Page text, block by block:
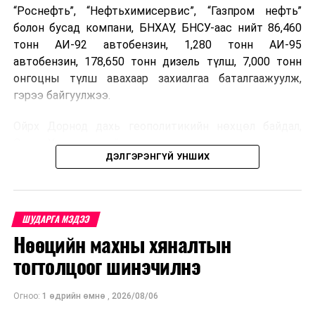
“Роснефть”, “Нефтьхимисервис”, “Газпром нефть”
болон бусад компани, БНХАУ, БНСУ-аас нийт 86,460
тонн АИ-92 автобензин, 1,280 тонн АИ-95
автобензин, 178,650 тонн дизель түлш, 7,000 тонн
онгоцны түлш авахаар захиалгаа баталгаажуулж,
гэрээ байгуулжээ.
Орос, Украины дайнаас шалтгаалсан газрын тосны
үнийн өсөлт дэлхийн зах зээлд буураагүй байна.
дахин өсөж, ОХУ болон бусад эх үүсвэрээс худалдан
авах шатахууны үнэ 1,200-2,000 ам.долларт хүрчээ.
Иймд дотоодын зах зээл дэх үнийн өсөлтийг
сааруулахын тулд гаалийн болон онцгой албан
татварыг тэглэх шаардлага үүссэнийг салбарын сайд
танилцуулсан байна.
ДЭЛГЭРЭНГҮЙ УНШИХ
ШУДАРГА МЭДЭЭ
Нөөцийн махны хяналтын
тогтолцоог шинэчилнэ
Огноо: 1 өдрийн өмнө , 2026/08/06